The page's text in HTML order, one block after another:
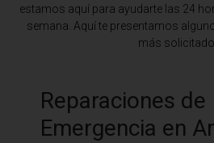
estamos aquí para ayudarte las 24
semana. Aquí te presentamos
más
Reparaciones de
Emergencia en